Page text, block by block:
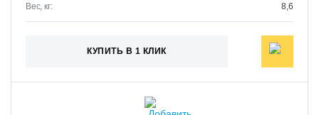
Вес, кг:
8,6
КУПИТЬ В 1 КЛИК